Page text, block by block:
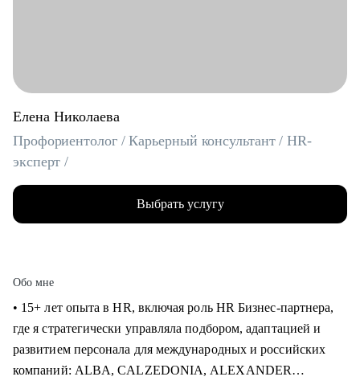
Елена Николаева
Профориентолог / Карьерный консультант / HR-
эксперт /
Выбрать услугу
Обо мне
• 15+ лет опыта в HR, включая роль HR Бизнес-партнера,
где я стратегически управляла подбором, адаптацией и
развитием персонала для международных и российских
компаний: ALBA, CALZEDONIA, ALEXANDER